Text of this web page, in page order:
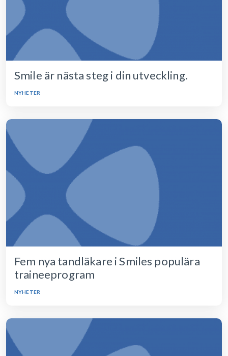
Smile är nästa steg i din utveckling.
NYHETER
Fem nya tandläkare i Smiles populära
traineeprogram
NYHETER